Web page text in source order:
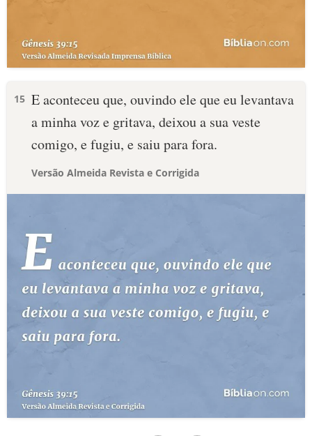
15 E aconteceu que, ouvindo ele que eu levantava
a minha voz e gritava, deixou a sua veste
comigo, e fugiu, e saiu para fora.
Versão Almeida Revista e Corrigida